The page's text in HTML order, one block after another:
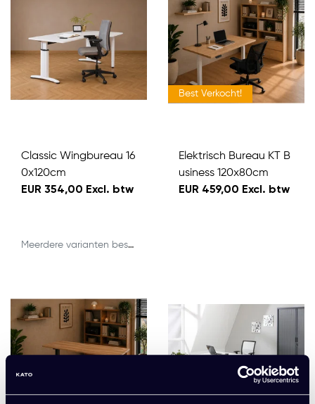
Classic Wingbureau 16
0x120cm
EUR 354,00 Excl. btw
Meerdere varianten beschikbaar
Best Verkocht!
Elektrisch Bureau KT B
usiness 120x80cm
EUR 459,00 Excl. btw
Onze Favoriet!